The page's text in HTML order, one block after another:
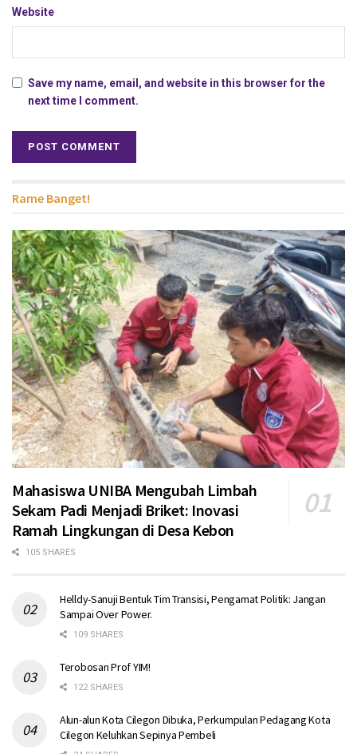
Website
Save my name, email, and website in this browser for the
next time I comment.
Rame Banget!
Mahasiswa UNIBA Mengubah Limbah
Sekam Padi Menjadi Briket: Inovasi
Ramah Lingkungan di Desa Kebon
105 SHARES
Helldy-Sanuji Bentuk Tim Transisi, Pengamat Politik: Jangan
Sampai Over Power.
109 SHARES
Terobosan Prof YIM!
122 SHARES
Alun-alun Kota Cilegon Dibuka, Perkumpulan Pedagang Kota
Cilegon Keluhkan Sepinya Pembeli